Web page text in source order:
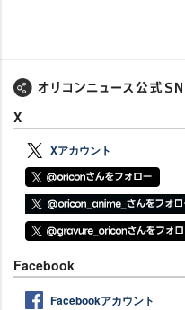
X
Xアカウント
Facebook
Facebookアカウント